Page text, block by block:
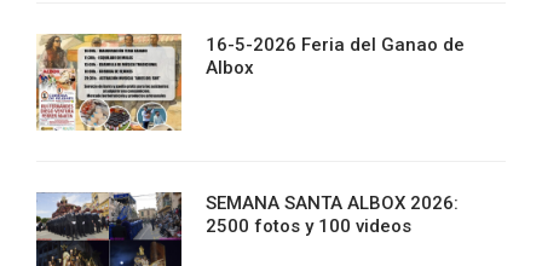
16-5-2026 Feria del Ganao de
Albox
SEMANA SANTA ALBOX 2026:
2500 fotos y 100 videos